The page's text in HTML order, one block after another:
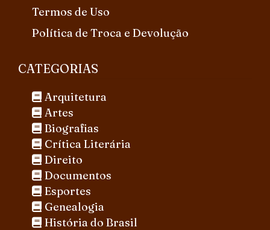
Termos de Uso
Política de Troca e Devolução
CATEGORIAS
Arquitetura
Artes
Biografias
Crítica Literária
Direito
Documentos
Esportes
Genealogia
História do Brasil